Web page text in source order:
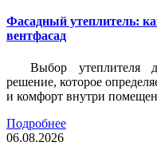
Фасадный утеплитель:
вентфасад
Выбор утеплителя
решение, которое
и комфорт внутри
Подробнее
06.08.2026